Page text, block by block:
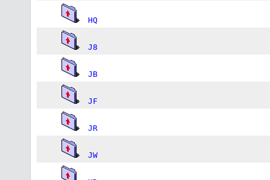
HQ
J8
JB
JF
JR
JW